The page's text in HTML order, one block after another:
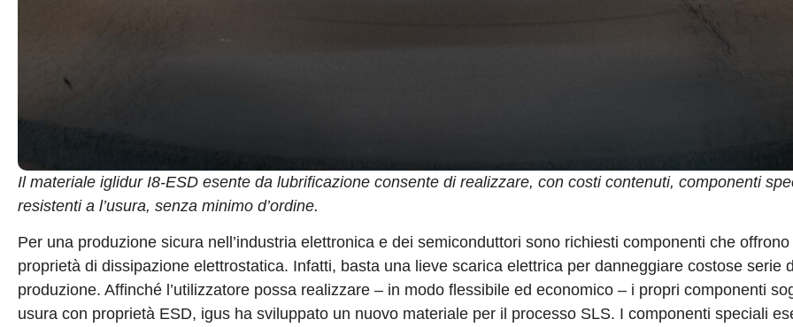
Il materiale iglidur I8-ESD esente da lubrificazione consente di realizzare, con costi contenuti, componenti
resistenti a l’usura, senza minimo d’ordine.
Per una produzione sicura nell’industria elettronica e dei semiconduttori sono richiesti componenti che offrono
proprietà di dissipazione elettrostatica. Infatti, basta una lieve scarica elettrica per danneggiare costose serie
produzione. Affinché l’utilizzatore possa realizzare – in modo flessibile ed economico – i propri componenti
usura con proprietà ESD, igus ha sviluppato un nuovo materiale per il processo SLS. I componenti speciali